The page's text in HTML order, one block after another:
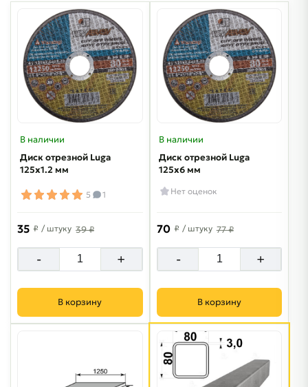
В наличии
Диск отрезной Luga
125х1.2 мм
5 1
35 ₽ / штуку 39 ₽
- +
В корзину
В наличии
Диск отрезной Luga
125х6 мм
Нет оценок
70 ₽ / штуку 77 ₽
- +
В корзину